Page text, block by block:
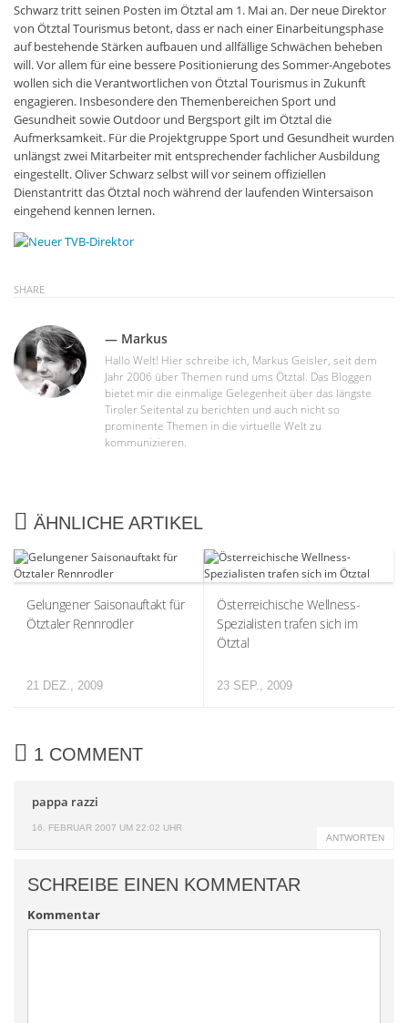
Schwarz tritt seinen Posten im Ötztal am 1. Mai an. Der neue Direktor
von Ötztal Tourismus betont, dass er nach einer Einarbeitungsphase
auf bestehende Stärken aufbauen und allfällige Schwächen beheben
will. Vor allem für eine bessere Positionierung des Sommer-Angebotes
wollen sich die Verantwortlichen von Ötztal Tourismus in Zukunft
engagieren. Insbesondere den Themenbereichen Sport und
Gesundheit sowie Outdoor und Bergsport gilt im Ötztal die
Aufmerksamkeit. Für die Projektgruppe Sport und Gesundheit wurden
unlängst zwei Mitarbeiter mit entsprechender fachlicher Ausbildung
eingestellt. Oliver Schwarz selbst will vor seinem offiziellen
Dienstantritt das Ötztal noch während der laufenden Wintersaison
eingehend kennen lernen.
SHARE
— Markus
Hallo Welt! Hier schreibe ich, Markus Geisler, seit dem
Jahr 2006 über Themen rund ums Ötztal. Das Bloggen
bietet mir die einmalige Gelegenheit über das längste
Tiroler Seitental zu berichten und auch nicht so
prominente Themen in die virtuelle Welt zu
kommunizieren.
ÄHNLICHE ARTIKEL
Gelungener Saisonauftakt für
Ötztaler Rennrodler
21 DEZ., 2009
Österreichische Wellness-
Spezialisten trafen sich im
Ötztal
23 SEP., 2009
1 COMMENT
pappa razzi
16. FEBRUAR 2007 UM 22:02 UHR
ANTWORTEN
SCHREIBE EINEN KOMMENTAR
Kommentar